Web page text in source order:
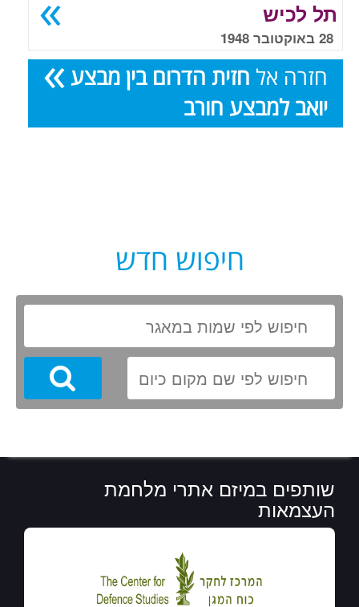
תל לכיש
28 באוקטובר 1948
חזרה אל חזית הדרום בין מבצע
יואב למבצע חורב
חיפוש חדש
Search
שותפים במיזם אתרי מלחמת
העצמאות